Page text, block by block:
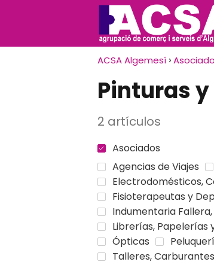
ACSA Algemesí
Pinturas
2 artículos
Asociados
Agencias de Viajes
Electrodomésticos,
Fisioterapeutas y
Indumentaria
Librerías, Papelerías
Ópticas
Talleres,